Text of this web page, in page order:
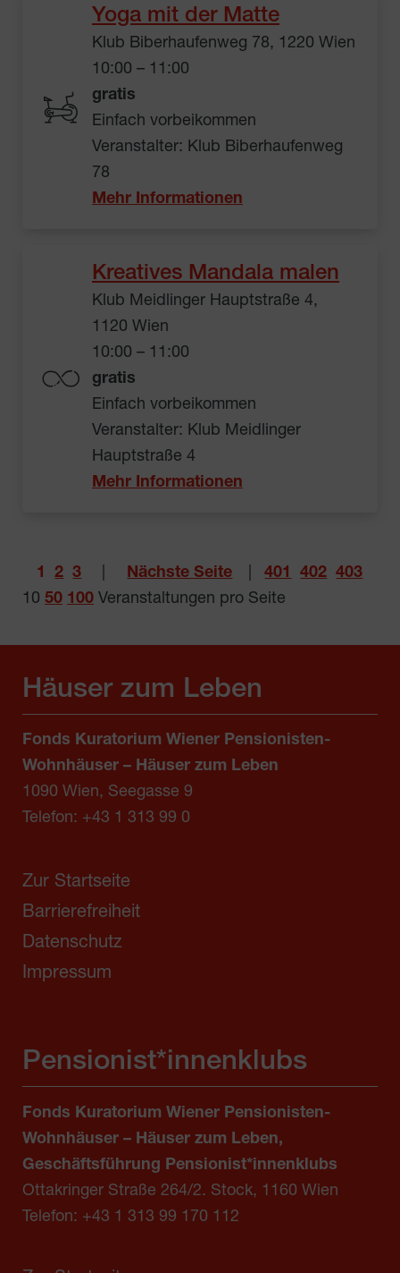
Yoga mit der Matte
Klub Biberhaufenweg 78, 1220 Wien
10:00 – 11:00
gratis
Einfach vorbeikommen
Veranstalter: Klub Biberhaufenweg
78
Mehr Informationen
Kreatives Mandala malen
Klub Meidlinger Hauptstraße 4,
1120 Wien
10:00 – 11:00
gratis
Einfach vorbeikommen
Veranstalter: Klub Meidlinger
Hauptstraße 4
Mehr Informationen
1 2 3 Nächste Seite 401 402 403
10 50 100 Veranstaltungen pro Seite
Häuser zum Leben
Fonds Kuratorium Wiener Pensionisten-
Wohnhäuser – Häuser zum Leben
1090 Wien, Seegasse 9
Telefon: +43 1 313 99 0
Zur Startseite
Barrierefreiheit
Datenschutz
Impressum
Pensionist*innenklubs
Fonds Kuratorium Wiener Pensionisten-
Wohnhäuser – Häuser zum Leben,
Geschäftsführung Pensionist*innenklubs
Ottakringer Straße 264/2. Stock, 1160 Wien
Telefon: +43 1 313 99 170 112